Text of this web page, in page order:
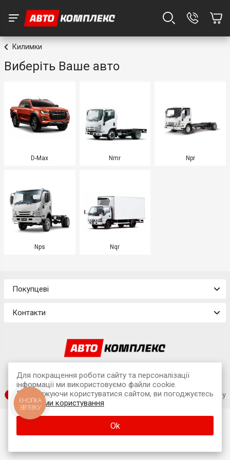
Килимки
Виберіть Ваше авто
D-Max Nmr Npr
Nps Nqr
Покупцеві
Контакти
м. Львів, вул. Наукова, 7А (офіс)
SUFIX web agency
Для покращення роботи сайту та персоналізації
інформації ми використовуємо файли cookie.
Продовжуючи користуватися сайтом, ви погоджуєтесь
зумовами користування
Ok
КНОПКА
ЗВ'ЯЗКУ